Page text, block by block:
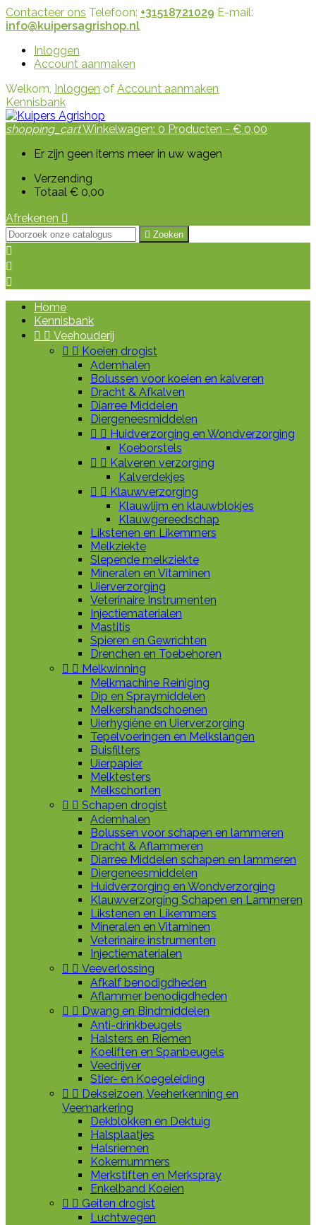
Contacteer ons Telefoon: +31518721029 E-mail:
info@kuipersagrishop.nl
Inloggen
Account aanmaken
Welkom, Inloggen of Account aanmaken
Kennisbank
shopping_cartWinkelwagen: 0 Producten - € 0,00
Er zijn geen items meer in uw wagen
Verzending
Totaal € 0,00
Afrekenen 
 Zoeken



Home
Kennisbank
  Veehouderij
  Koeien drogist
Ademhalen
Bolussen voor koeien en kalveren
Dracht & Afkalven
Diarree Middelen
Diergeneesmiddelen
  Huidverzorging en Wondverzorging
Koeborstels
  Kalveren verzorging
Kalverdekjes
  Klauwverzorging
Klauwlijm en klauwblokjes
Klauwgereedschap
Likstenen en Likemmers
Melkziekte
Slepende melkziekte
Mineralen en Vitaminen
Uierverzorging
Veterinaire Instrumenten
Injectiematerialen
Mastitis
Spieren en Gewrichten
Drenchen en Toebehoren
  Melkwinning
Melkmachine Reiniging
Dip en Spraymiddelen
Melkershandschoenen
Uierhygiëne en Uierverzorging
Tepelvoeringen en Melkslangen
Buisfilters
Uierpapier
Melktesters
Melkschorten
  Schapen drogist
Ademhalen
Bolussen voor schapen en lammeren
Dracht & Aflammeren
Diarree Middelen schapen en lammeren
Diergeneesmiddelen
Huidverzorging en Wondverzorging
Klauwverzorging Schapen en Lammeren
Likstenen en Likemmers
Mineralen en Vitaminen
Veterinaire instrumenten
Injectiematerialen
  Veeverlossing
Afkalf benodigdheden
Aflammer benodigdheden
  Dwang en Bindmiddelen
Anti-drinkbeugels
Halsters en Riemen
Koeliften en Spanbeugels
Veedrijver
Stier- en Koegeleiding
  Dekseizoen, Veeherkenning en
Veemarkering
Dekblokken en Dektuig
Halsplaatjes
Halsriemen
Kokernummers
Merkstiften en Merkspray
Enkelband Koeien
  Geiten drogist
Luchtwegen